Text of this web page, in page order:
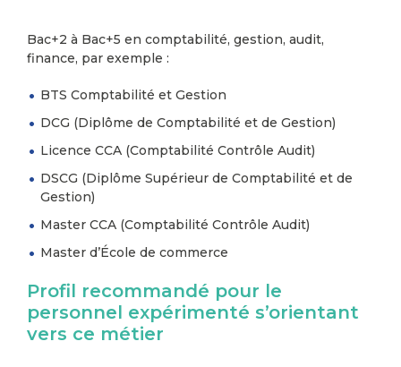
Bac+2 à Bac+5 en comptabilité, gestion, audit,
finance, par exemple :
BTS Comptabilité et Gestion
DCG (Diplôme de Comptabilité et de Gestion)
Licence CCA (Comptabilité Contrôle Audit)
DSCG (Diplôme Supérieur de Comptabilité et de
Gestion)
Master CCA (Comptabilité Contrôle Audit)
Master d’École de commerce
Profil recommandé pour le
personnel expérimenté s’orientant
vers ce métier